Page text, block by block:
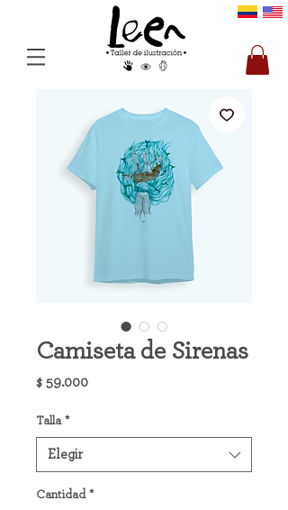
Camiseta de Sirenas
$ 59.000Precio
Talla *
Elegir
Cantidad *